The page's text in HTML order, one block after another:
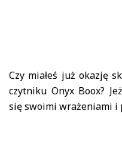
Czy miałeś już okazję
czytniku Onyx Boox?
się swoimi wrażeniami i